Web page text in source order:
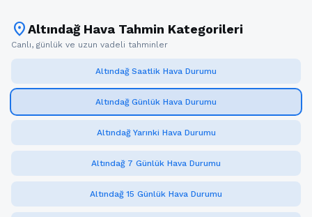
location_onAltındağ Hava Tahmin Kategorileri
Canlı, günlük ve uzun vadeli tahminler
Altındağ Saatlik Hava Durumu
Altındağ Günlük Hava Durumu
Altındağ Yarınki Hava Durumu
Altındağ 7 Günlük Hava Durumu
Altındağ 15 Günlük Hava Durumu